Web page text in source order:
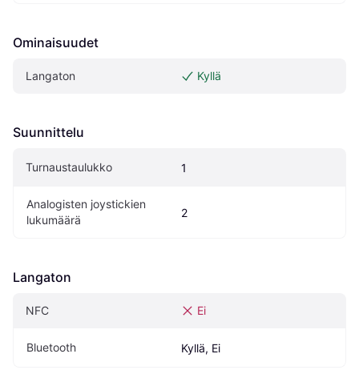
Ominaisuudet
Langaton Kyllä
Suunnittelu
Turnaustaulukko 1
Analogisten joystickien
lukumäärä
2
Langaton
NFC Ei
Bluetooth Kyllä, Ei